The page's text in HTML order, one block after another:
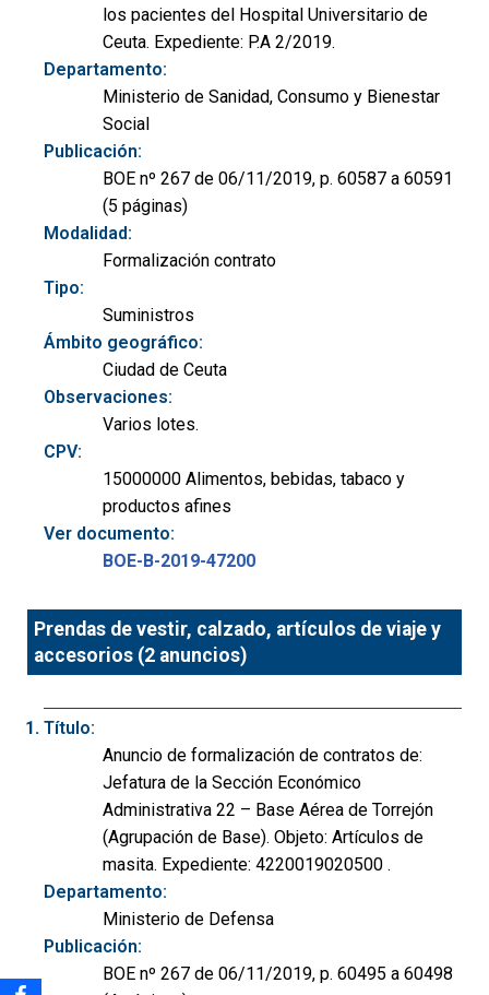
los pacientes del Hospital Universitario de
Ceuta. Expediente: P.A 2/2019.
Departamento:
Ministerio de Sanidad, Consumo y Bienestar
Social
Publicación:
BOE nº 267 de 06/11/2019, p. 60587 a 60591
(5 páginas)
Modalidad:
Formalización contrato
Tipo:
Suministros
Ámbito geográfico:
Ciudad de Ceuta
Observaciones:
Varios lotes.
CPV:
15000000 Alimentos, bebidas, tabaco y
productos afines
Ver documento:
BOE-B-2019-47200
Prendas de vestir, calzado, artículos de viaje y
accesorios (2 anuncios)
Título:
Anuncio de formalización de contratos de:
Jefatura de la Sección Económico
Administrativa 22 – Base Aérea de Torrejón
(Agrupación de Base). Objeto: Artículos de
masita. Expediente: 4220019020500 .
Departamento:
Ministerio de Defensa
Publicación:
BOE nº 267 de 06/11/2019, p. 60495 a 60498